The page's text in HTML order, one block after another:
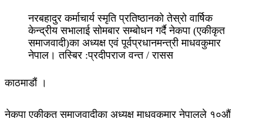
नरबहादुर कर्माचार्य स्मृति प्रतिष्ठानको तेस्रो वार्षिक
केन्द्रीय सभालाई सोमबार सम्बोधन गर्दै नेकपा (एकीकृत
समाजवादी)का अध्यक्ष एवं पूर्वप्रधानमन्त्री माधवकुमार
नेपाल। तस्बिर :प्रदीपराज वन्त / रासस
काठमाडौं ।
नेकपा एकीकृत समाजवादीका अध्यक्ष माधवकुमार नेपालले १०औं